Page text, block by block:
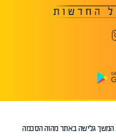
המשך גלישה באתר מהוה הסכמה